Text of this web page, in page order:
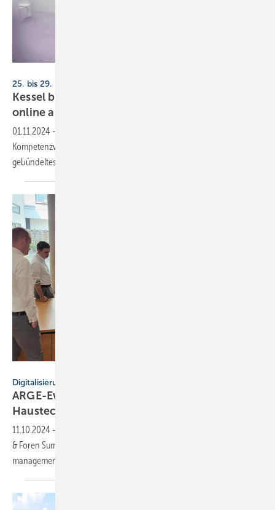
25. bis 29. November 2024, online
Kessel bietet Kompetenzwoche Haustechnik
onlinean
01.11.2024 -
Kompetenzwoche Haustechnik bereits zum 3. Mal
gebündeltes Fachwissen rund ums Thema
Digitalisierung
ARGE-Event zur Daten­qualität für die
Haus­technik­branche
11.10.2024 -
& Foren Summit“. Teilnehmende diskutierten über Daten­qualitäts­
manage­ment, Stan­dar­di­sie­rung und